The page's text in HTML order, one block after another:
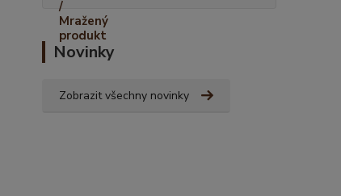
Novinky
Zobrazit všechny novinky